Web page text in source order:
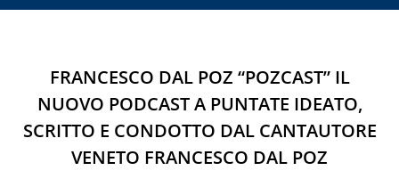
FRANCESCO DAL POZ “POZCAST” IL
NUOVO PODCAST A PUNTATE IDEATO,
SCRITTO E CONDOTTO DAL CANTAUTORE
VENETO FRANCESCO DAL POZ